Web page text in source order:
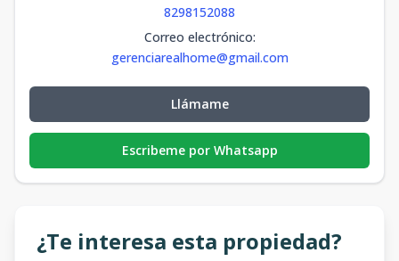
8298152088
Correo electrónico:
gerenciarealhome@gmail.com
Llámame
Escribeme por Whatsapp
¿Te interesa esta propiedad?